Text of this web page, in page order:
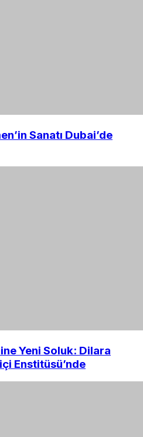
Sanatı Dubai’de
Yeni Soluk: Dilara
Enstitüsü’nde